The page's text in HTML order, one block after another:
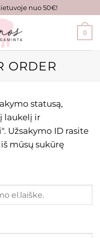
nuo 50€!
0
ORDER
statusą,
laukelį ir
Užsakymo ID rasite
mūsų sukūrę